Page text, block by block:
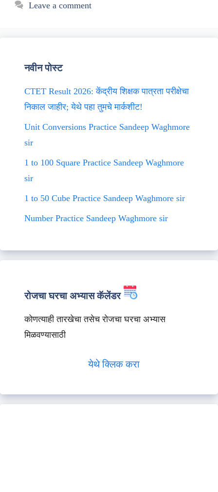
Leave a comment
नवीन पोस्ट
CTET Result 2026: केंद्रीय शिक्षक पात्रता परीक्षेचा
निकाल जाहीर; येथे पहा तुमचे मार्कशीट!
Unit Conversions Practice Sandeep Waghmore
sir
1 to 100 Square Practice Sandeep Waghmore
sir
1 to 50 Cube Practice Sandeep Waghmore sir
Number Practice Sandeep Waghmore sir
रोजचा घरचा अभ्यास कॅलेंडर
कोणत्याही तारखेचा तसेच रोजचा घरचा अभ्यास
मिळवण्यासाठी
येथे क्लिक करा